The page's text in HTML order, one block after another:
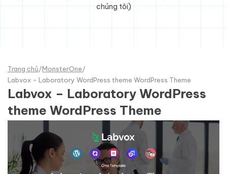
chúng tôi)
Trang chủ/MonsterOne/
Labvox - Laboratory WordPress theme WordPress Theme
Labvox – Laboratory WordPress
theme WordPress Theme